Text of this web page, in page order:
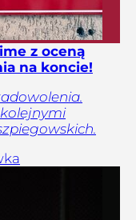
z oceną
na koncie!